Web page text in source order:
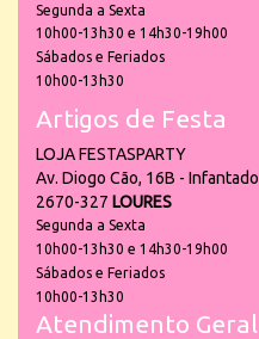
Segunda a Sexta
10h00-13h30 e 14h30-19h00
Sábados e Feriados
10h00-13h30
Artigos de Festa
LOJA FESTASPARTY
Av. Diogo Cão, 16B - Infantado
2670-327 LOURES
Segunda a Sexta
10h00-13h30 e 14h30-19h00
Sábados e Feriados
10h00-13h30
Atendimento Geral